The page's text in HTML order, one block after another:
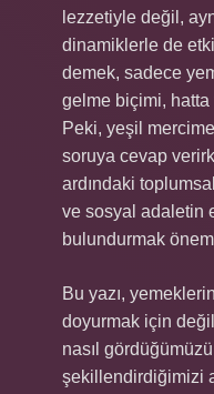
lezzetiyle değil,
dinamiklerle de
demek, sadece
gelme biçimi,
Peki, yeşil
soruya cevap
ardındaki
ve sosyal adaletin
bulundurmak
Bu yazı,
doyurmak için
nasıl gördüğümüzü
şekillendirdiğimizi